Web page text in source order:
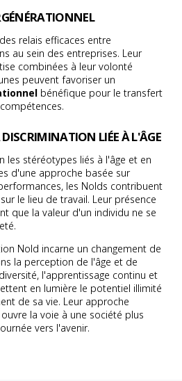
relais efficaces entre
au sein des entreprises. Leur
combinées à leur volonté
peuvent favoriser un
bénéfique pour le transfert
LIÉE À L'ÂGE
les stéréotypes liés à l'âge et en
d'une approche basée sur
les Nolds contribuent
sur le lieu de travail. Leur présence
que la valeur d'un individu ne se
Nold incarne un changement de
la perception de l'âge et de
l'apprentissage continu et
en lumière le potentiel illimité
de sa vie. Leur approche
la voie à une société plus
vers l'avenir.